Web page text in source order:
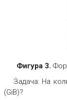
Фигура 3.
Задача: На
(GiB)?